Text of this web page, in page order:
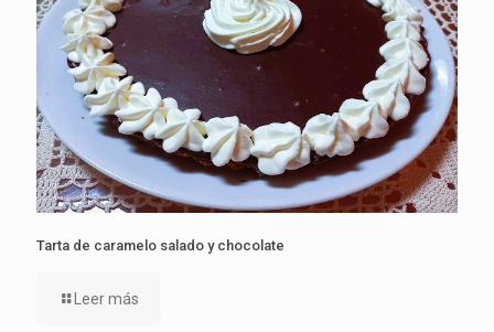
Tarta de caramelo salado y chocolate
Leer más